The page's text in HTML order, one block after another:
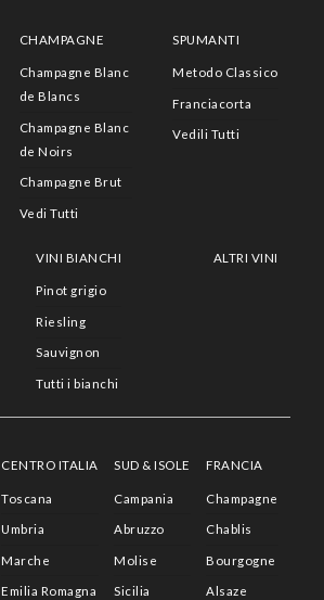
CHAMPAGNE
Champagne Blanc
de Blancs
Champagne Blanc
de Noirs
Champagne Brut
Vedi Tutti
SPUMANTI
Metodo Classico
Franciacorta
Vedili Tutti
VINI BIANCHI
Pinot grigio
Riesling
Sauvignon
Tutti i bianchi
ALTRI VINI
CENTRO ITALIA
Toscana
Umbria
Marche
Emilia Romagna
SUD & ISOLE
Campania
Abruzzo
Molise
Sicilia
FRANCIA
Champagne
Chablis
Bourgogne
Alsaze